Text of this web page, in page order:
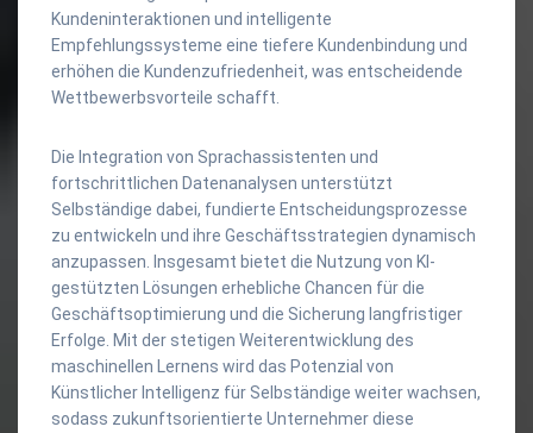
Kundeninteraktionen und intelligente
Empfehlungssysteme eine tiefere Kundenbindung und
erhöhen die Kundenzufriedenheit, was entscheidende
Wettbewerbsvorteile schafft.
Die Integration von Sprachassistenten und
fortschrittlichen Datenanalysen unterstützt
Selbständige dabei, fundierte Entscheidungsprozesse
zu entwickeln und ihre Geschäftsstrategien dynamisch
anzupassen. Insgesamt bietet die Nutzung von KI-
gestützten Lösungen erhebliche Chancen für die
Geschäftsoptimierung und die Sicherung langfristiger
Erfolge. Mit der stetigen Weiterentwicklung des
maschinellen Lernens wird das Potenzial von
Künstlicher Intelligenz für Selbständige weiter wachsen,
sodass zukunftsorientierte Unternehmer diese